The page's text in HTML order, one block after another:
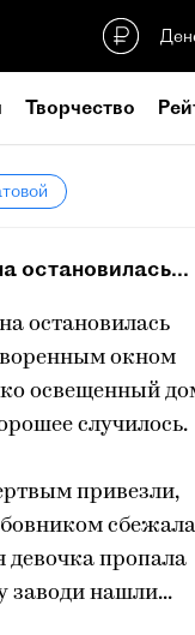
Творчество
остановилась...
остановилась
окном
освещенный
случилось.
привезли,
девочка пропала
заводи нашли...